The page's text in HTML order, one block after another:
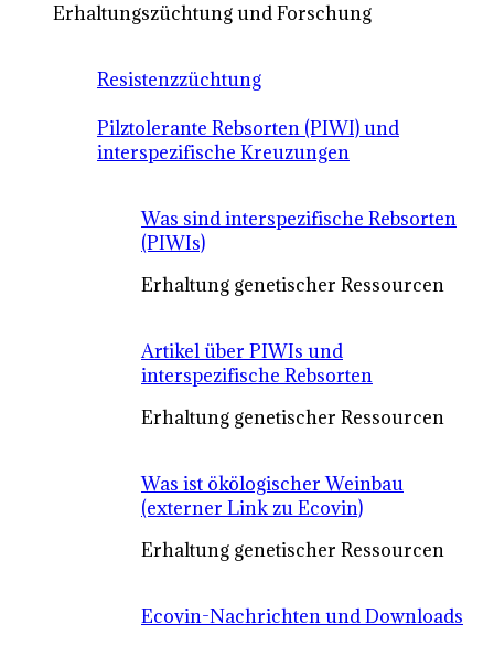
Erhaltungszüchtung und Forschung
Resistenzzüchtung
Pilztolerante Rebsorten (PIWI) und
interspezifische Kreuzungen
Was sind interspezifische Rebsorten
(PIWIs)
Erhaltung genetischer Ressourcen
Artikel über PIWIs und
interspezifische Rebsorten
Erhaltung genetischer Ressourcen
Was ist ökölogischer Weinbau
(externer Link zu Ecovin)
Erhaltung genetischer Ressourcen
Ecovin-Nachrichten und Downloads